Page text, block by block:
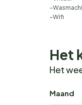
Wifi
Het
Het
Maand